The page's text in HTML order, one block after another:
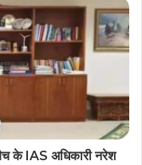
के IAS अधिकारी नरेश